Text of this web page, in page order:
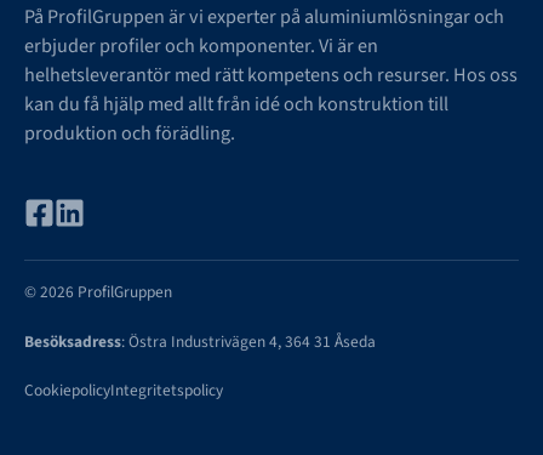
På ProfilGruppen är vi experter på aluminiumlösningar och
erbjuder profiler och komponenter. Vi är en
helhetsleverantör med rätt kompetens och resurser. Hos oss
kan du få hjälp med allt från idé och konstruktion till
produktion och förädling.
© 2026 ProfilGruppen
Besöksadress: Östra Industrivägen 4, 364 31 Åseda
CookiepolicyIntegritetspolicy